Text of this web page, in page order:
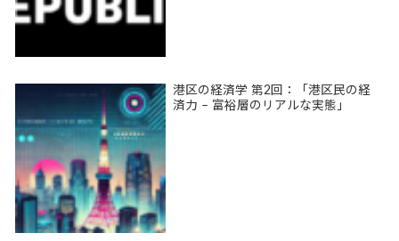
港区の経済学 第2回：「港区民の経
済力 – 富裕層のリアルな実態」